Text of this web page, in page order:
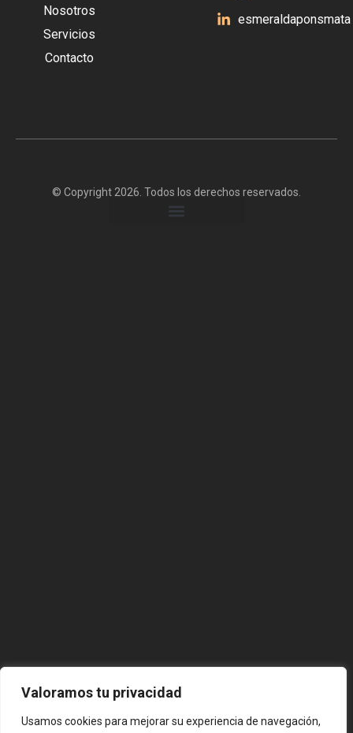
Valoramos tu privacidad
Usamos cookies para mejorar su experiencia de navegación,
Nosotros
Servicios
Contacto
esmeraldaponsmata
© Copyright 2026. Todos los derechos reservados.